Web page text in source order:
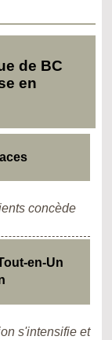
de BC
en
concède
en-Un
s'intensifie et